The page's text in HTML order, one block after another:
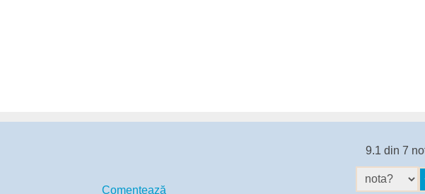
Comentează
9.1 din 7